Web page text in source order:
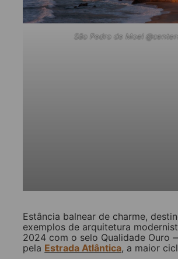
São Pedro de Moel
Estância balnear de charme,
exemplos de arquitetura
2024 com o selo Qualidade Ouro
pela Estrada Atlântica, a maior